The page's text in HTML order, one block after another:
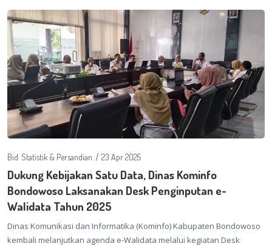
Bid. Statistik & Persandian 23 Apr 2025
Dukung Kebijakan Satu Data, Dinas Kominfo
Bondowoso Laksanakan Desk Penginputan e-
Walidata Tahun 2025
Dinas Komunikasi dan Informatika (Kominfo) Kabupaten Bondowoso
kembali melanjutkan agenda e-Walidata melalui kegiatan Desk